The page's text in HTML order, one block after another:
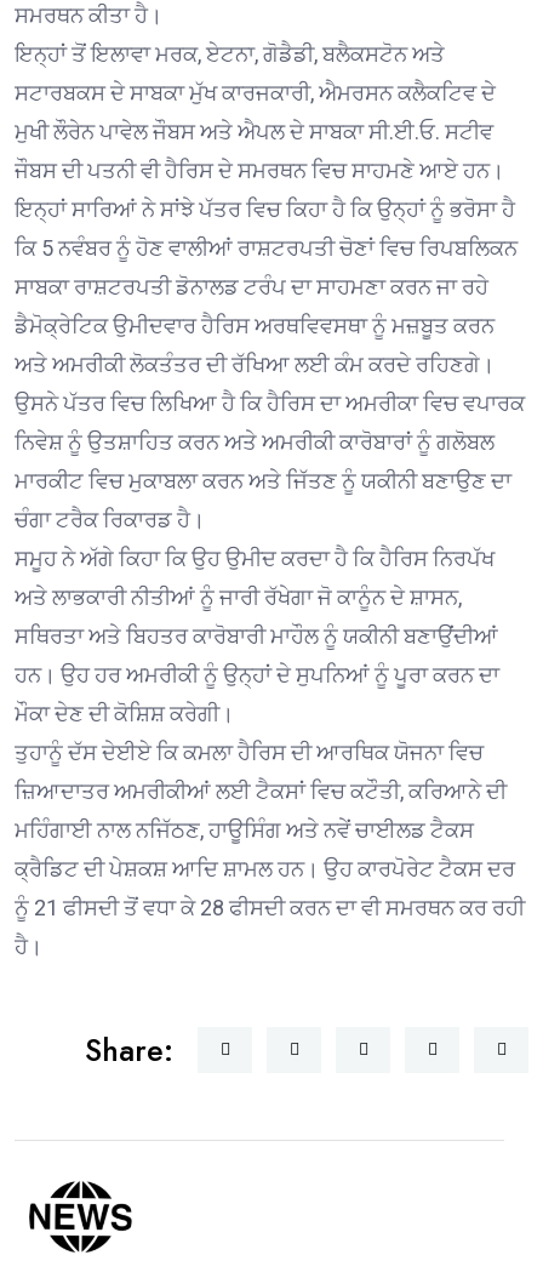
ਸਮਰਥਨ ਕੀਤਾ ਹੈ।
ਇਨ੍ਹਾਂ ਤੋਂ ਇਲਾਵਾ ਮਰਕ, ਏਟਨਾ, ਗੋਡੈਡੀ, ਬਲੈਕਸਟੋਨ ਅਤੇ
ਸਟਾਰਬਕਸ ਦੇ ਸਾਬਕਾ ਮੁੱਖ ਕਾਰਜਕਾਰੀ, ਐਮਰਸਨ ਕਲੈਕਟਿਵ ਦੇ
ਮੁਖੀ ਲੌਰੇਨ ਪਾਵੇਲ ਜੌਬਸ ਅਤੇ ਐਪਲ ਦੇ ਸਾਬਕਾ ਸੀ.ਈ.ਓ. ਸਟੀਵ
ਜੌਬਸ ਦੀ ਪਤਨੀ ਵੀ ਹੈਰਿਸ ਦੇ ਸਮਰਥਨ ਵਿਚ ਸਾਹਮਣੇ ਆਏ ਹਨ।
ਇਨ੍ਹਾਂ ਸਾਰਿਆਂ ਨੇ ਸਾਂਝੇ ਪੱਤਰ ਵਿਚ ਕਿਹਾ ਹੈ ਕਿ ਉਨ੍ਹਾਂ ਨੂੰ ਭਰੋਸਾ ਹੈ
ਕਿ 5 ਨਵੰਬਰ ਨੂੰ ਹੋਣ ਵਾਲੀਆਂ ਰਾਸ਼ਟਰਪਤੀ ਚੋਣਾਂ ਵਿਚ ਰਿਪਬਲਿਕਨ
ਸਾਬਕਾ ਰਾਸ਼ਟਰਪਤੀ ਡੋਨਾਲਡ ਟਰੰਪ ਦਾ ਸਾਹਮਣਾ ਕਰਨ ਜਾ ਰਹੇ
ਡੈਮੋਕ੍ਰੇਟਿਕ ਉਮੀਦਵਾਰ ਹੈਰਿਸ ਅਰਥਵਿਵਸਥਾ ਨੂੰ ਮਜ਼ਬੂਤ ਕਰਨ
ਅਤੇ ਅਮਰੀਕੀ ਲੋਕਤੰਤਰ ਦੀ ਰੱਖਿਆ ਲਈ ਕੰਮ ਕਰਦੇ ਰਹਿਣਗੇ।
ਉਸਨੇ ਪੱਤਰ ਵਿਚ ਲਿਖਿਆ ਹੈ ਕਿ ਹੈਰਿਸ ਦਾ ਅਮਰੀਕਾ ਵਿਚ ਵਪਾਰਕ
ਨਿਵੇਸ਼ ਨੂੰ ਉਤਸ਼ਾਹਿਤ ਕਰਨ ਅਤੇ ਅਮਰੀਕੀ ਕਾਰੋਬਾਰਾਂ ਨੂੰ ਗਲੋਬਲ
ਮਾਰਕੀਟ ਵਿਚ ਮੁਕਾਬਲਾ ਕਰਨ ਅਤੇ ਜਿੱਤਣ ਨੂੰ ਯਕੀਨੀ ਬਣਾਉਣ ਦਾ
ਚੰਗਾ ਟਰੈਕ ਰਿਕਾਰਡ ਹੈ।
ਸਮੂਹ ਨੇ ਅੱਗੇ ਕਿਹਾ ਕਿ ਉਹ ਉਮੀਦ ਕਰਦਾ ਹੈ ਕਿ ਹੈਰਿਸ ਨਿਰਪੱਖ
ਅਤੇ ਲਾਭਕਾਰੀ ਨੀਤੀਆਂ ਨੂੰ ਜਾਰੀ ਰੱਖੇਗਾ ਜੋ ਕਾਨੂੰਨ ਦੇ ਸ਼ਾਸਨ,
ਸਥਿਰਤਾ ਅਤੇ ਬਿਹਤਰ ਕਾਰੋਬਾਰੀ ਮਾਹੌਲ ਨੂੰ ਯਕੀਨੀ ਬਣਾਉਂਦੀਆਂ
ਹਨ। ਉਹ ਹਰ ਅਮਰੀਕੀ ਨੂੰ ਉਨ੍ਹਾਂ ਦੇ ਸੁਪਨਿਆਂ ਨੂੰ ਪੂਰਾ ਕਰਨ ਦਾ
ਮੌਕਾ ਦੇਣ ਦੀ ਕੋਸ਼ਿਸ਼ ਕਰੇਗੀ।
ਤੁਹਾਨੂੰ ਦੱਸ ਦੇਈਏ ਕਿ ਕਮਲਾ ਹੈਰਿਸ ਦੀ ਆਰਥਿਕ ਯੋਜਨਾ ਵਿਚ
ਜ਼ਿਆਦਾਤਰ ਅਮਰੀਕੀਆਂ ਲਈ ਟੈਕਸਾਂ ਵਿਚ ਕਟੌਤੀ, ਕਰਿਆਨੇ ਦੀ
ਮਹਿੰਗਾਈ ਨਾਲ ਨਜਿੱਠਣ, ਹਾਊਸਿੰਗ ਅਤੇ ਨਵੇਂ ਚਾਈਲਡ ਟੈਕਸ
ਕ੍ਰੈਡਿਟ ਦੀ ਪੇਸ਼ਕਸ਼ ਆਦਿ ਸ਼ਾਮਲ ਹਨ। ਉਹ ਕਾਰਪੋਰੇਟ ਟੈਕਸ ਦਰ
ਨੂੰ 21 ਫੀਸਦੀ ਤੋਂ ਵਧਾ ਕੇ 28 ਫੀਸਦੀ ਕਰਨ ਦਾ ਵੀ ਸਮਰਥਨ ਕਰ ਰਹੀ
ਹੈ।
Share: